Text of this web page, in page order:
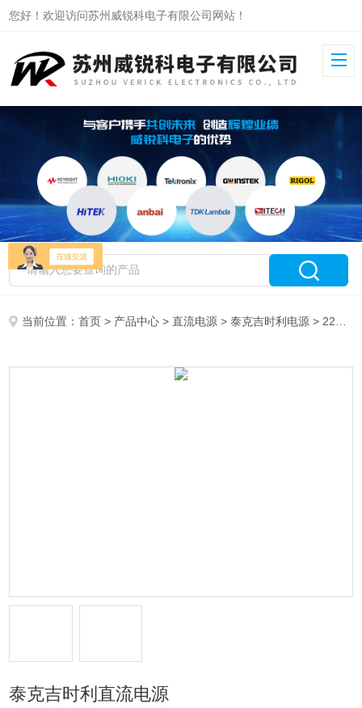
您好！欢迎访问苏州威锐科电子有限公司网站！
当前位置：首页 > 产品中心 >直流电源 >泰克吉时利电源 > 2230G-30-3泰克吉时利直流电源
泰克吉时利直流电源